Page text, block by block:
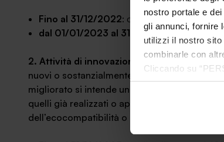
nostro portale e
gli annunci, fornire
utilizzi il nostro
combinarle con
Cliccando su
che sono
informazioni
Fino al 31/12/2022: credito d’imposta del
dal 01/01/2023 al 31/12/2031: credito
2. Attività di innovazione tecnologica
nuovi o sostanzialmente migliorati (per
migliorato si intende un bene materiale o
quelli già realizzati o applicati dall’impresa,
dell’ecocompatibilità o dell’ergonomia o